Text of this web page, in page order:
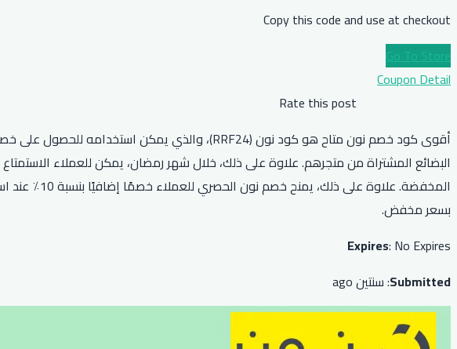
Copy this code and use at checkout
Go To Store
Coupon Detail
Rate this post
البضائع المشتراة من متجرهم. علاوة على ذلك، خلال شهر رمضان، يمكن للعملاء
بسعر مخفض.
Expires: No Expires
Submitted: سنتين ago